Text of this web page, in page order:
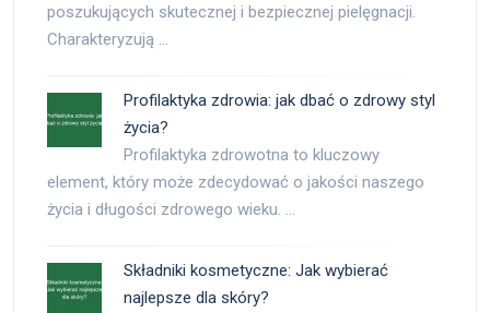
poszukujących skutecznej i bezpiecznej pielęgnacji.
Charakteryzują …
Profilaktyka zdrowia: jak dbać o zdrowy styl
życia?
Profilaktyka zdrowotna to kluczowy
element, który może zdecydować o jakości naszego
życia i długości zdrowego wieku. …
Składniki kosmetyczne: Jak wybierać
najlepsze dla skóry?